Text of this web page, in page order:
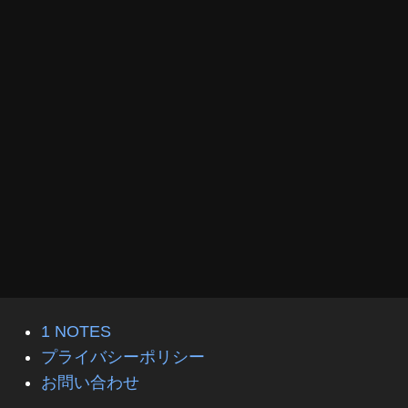
1 NOTES
プライバシーポリシー
お問い合わせ